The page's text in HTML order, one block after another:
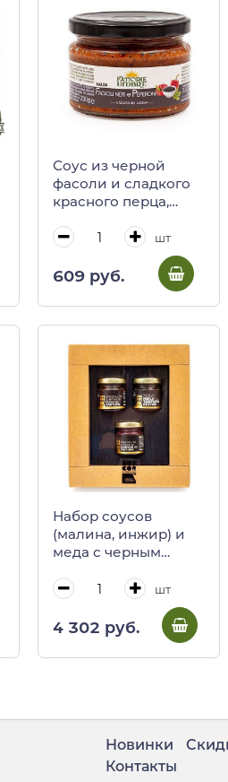
Соус из черной
фасоли и сладкого
красного перца,
(ст/б)
шт
609 руб.
Набор соусов
(малина, инжир) и
меда c черным
CALUGI, 120/400 г
шт
4 302 руб.
Новинки
Контакты